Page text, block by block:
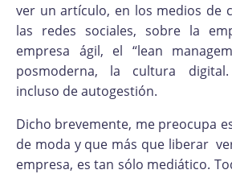
ver un artículo, en los medios de
las redes sociales, sobre la
empresa ágil, el “lean
posmoderna, la cultura
incluso de autogestión.
Dicho brevemente, me preocupa
de moda y que más que liberar
empresa, es tan sólo mediático.